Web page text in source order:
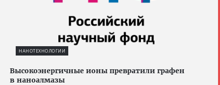
НАНОТЕХНОЛОГИИ
Высокоэнергичные ионы превратили графен
в наноалмазы